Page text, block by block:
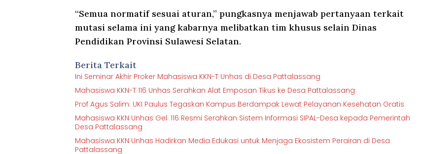
“Semua normatif sesuai aturan,” pungkasnya menjawab pertanyaan terkait
mutasi selama ini yang kabarnya melibatkan tim khusus selain Dinas
Pendidikan Provinsi Sulawesi Selatan.
Berita Terkait
Ini Seminar Akhir Proker Mahasiswa KKN-T Unhas di Desa Pattalassang
Mahasiswa KKN-T 116 Unhas Serahkan Alat Emposan Tikus ke Desa Pattalassang
Prof Agus Salim: UKI Paulus Tegaskan Kampus Berdampak Lewat Pelayanan Kesehatan Gratis
Mahasiswa KKN Unhas Gel. 116 Resmi Serahkan Sistem Informasi SIPAL-Desa kepada Pemerintah
Desa Pattalassang
Mahasiswa KKN Unhas Hadirkan Media Edukasi untuk Menjaga Ekosistem Perairan di Desa
Pattalassang